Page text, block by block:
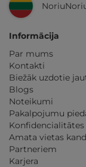
Informācija
Par mums
Kontakti
Biežāk uzdotie
Blogs
Noteikumi
Pakalpojumu
Amata vietas
Partneriem
Karjera